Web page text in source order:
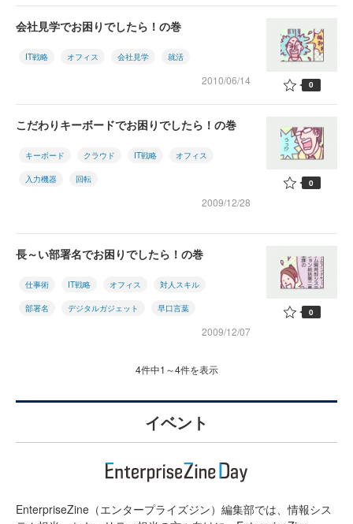
会社見学でお困りでしたら！の巻
IT戦略 オフィス 会社見学 就活
2010/06/14 0
こだわりキーボードでお困りでしたら！の巻
キーボード クラウド IT戦略 オフィス
入力機器 回転
2009/12/28
0
長～い部署名でお困りでしたら！の巻
仕事術 IT戦略 オフィス 対人スキル
部署名 デジタルガジェット 早口言葉
2009/12/07
0
4件中1～4件を表示
イベント
EnterpriseZine（エンタープライズジン）編集部では、情報シス